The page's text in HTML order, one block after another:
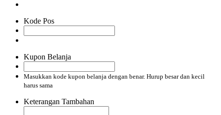
Kode Pos
Kupon Belanja
Masukkan kode kupon belanja dengan benar. Hurup besar dan kecil
harus sama
Keterangan Tambahan